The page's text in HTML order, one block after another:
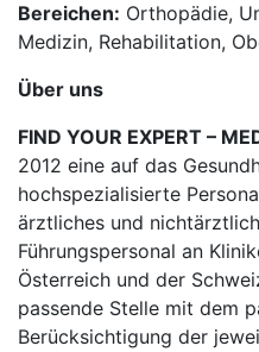
Bereichen: Orthopädie,
Medizin, Rehabilitation,
Über uns
FIND YOUR EXPERT –
2012 eine auf das
hochspezialisierte
ärztliches und
Führungspersonal an
Österreich und der
passende Stelle mit dem
Berücksichtigung der